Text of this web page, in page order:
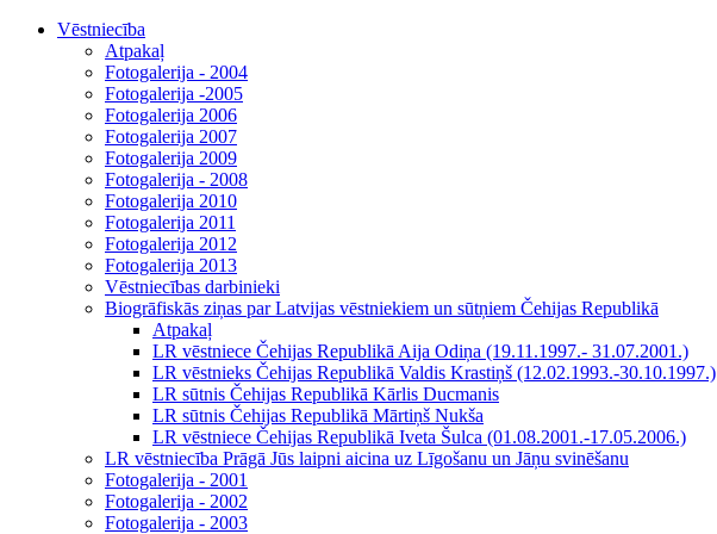
Vēstniecība
Atpakaļ
Fotogalerija - 2004
Fotogalerija -2005
Fotogalerija 2006
Fotogalerija 2007
Fotogalerija 2009
Fotogalerija - 2008
Fotogalerija 2010
Fotogalerija 2011
Fotogalerija 2012
Fotogalerija 2013
Vēstniecības darbinieki
Biogrāfiskās ziņas par Latvijas vēstniekiem un sūtņiem Čehijas Republikā
Atpakaļ
LR vēstniece Čehijas Republikā Aija Odiņa (19.11.1997.- 31.07.2001.)
LR vēstnieks Čehijas Republikā Valdis Krastiņš (12.02.1993.-30.10.1997.)
LR sūtnis Čehijas Republikā Kārlis Ducmanis
LR sūtnis Čehijas Republikā Mārtiņš Nukša
LR vēstniece Čehijas Republikā Iveta Šulca (01.08.2001.-17.05.2006.)
LR vēstniecība Prāgā Jūs laipni aicina uz Līgošanu un Jāņu svinēšanu
Fotogalerija - 2001
Fotogalerija - 2002
Fotogalerija - 2003